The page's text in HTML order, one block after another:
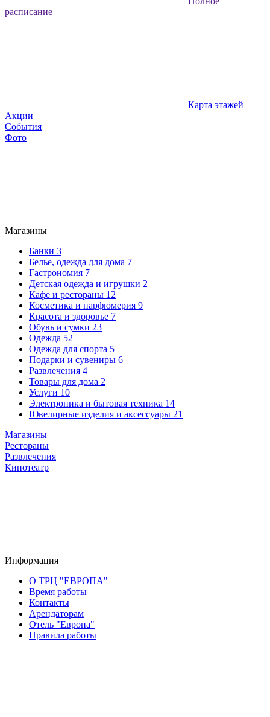
расписание
Карта этажей
Акции
События
Фото
Магазины
Банки 3
Белье, одежда для дома 7
Гастрономия 7
Детская одежда и игрушки 2
Кафе и рестораны 12
Косметика и парфюмерия 9
Красота и здоровье 7
Обувь и сумки 23
Одежда 52
Одежда для спорта 5
Подарки и сувениры 6
Развлечения 4
Товары для дома 2
Услуги 10
Электроника и бытовая техника 14
Ювелирные изделия и аксессуары 21
Магазины
Рестораны
Развлечения
Кинотеатр
Информация
О ТРЦ "ЕВРОПА"
Время работы
Контакты
Арендаторам
Отель "Европа"
Правила работы